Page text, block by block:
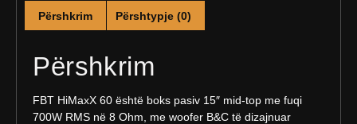
Përshkrim Përshtypje (0)
Përshkrim
FBT HiMaxX 60 është boks pasiv 15″ mid-top me fuqi
700W RMS në 8 Ohm, me woofer B&C të dizajnuar